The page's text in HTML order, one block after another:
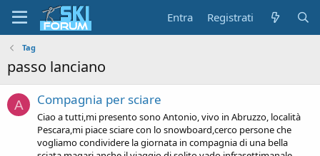
Entra Registrati
Tag
passo lanciano
A Compagnia per sciare
Ciao a tutti,mi presento sono Antonio, vivo in Abruzzo, località
Pescara,mi piace sciare con lo snowboard,cerco persone che
vogliamo condividere la giornata in compagnia di una bella